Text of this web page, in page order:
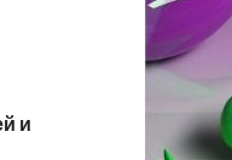
и